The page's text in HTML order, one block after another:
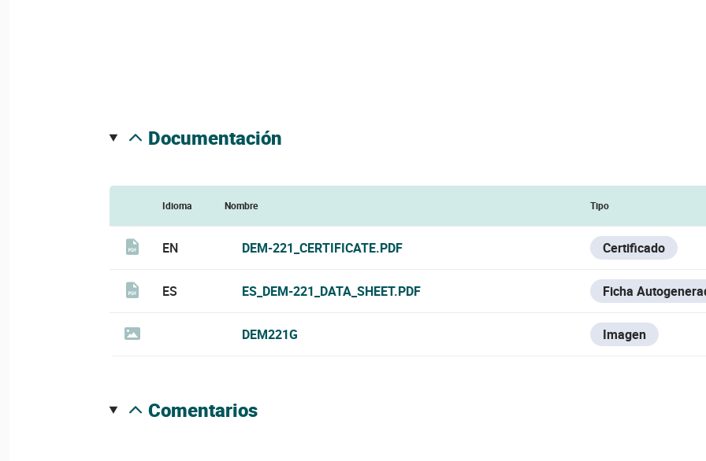
documentación
Idioma Nombre Tipo
EN DEM-221_CERTIFICATE.PDF Certificado
ES ES_DEM-221_DATA_SHEET.PDF Ficha
DEM221G Imagen
comentarios